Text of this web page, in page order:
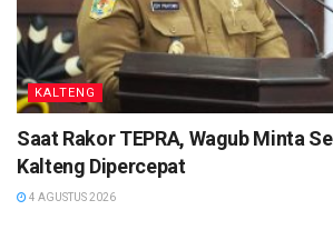
tenaga kesehatan dan untuk bulan
vaksin Covid-19 diberikan kepada
kesehatan.
Mendagri RI Muhammad Tito
menerangkan penyuntikan
19 di Tingkat Pusat diperuntukan
KALTENG
Saat Rakor TEPRA, Wagub Minta
Kalteng Dipercepat
4 AGUSTUS 2026